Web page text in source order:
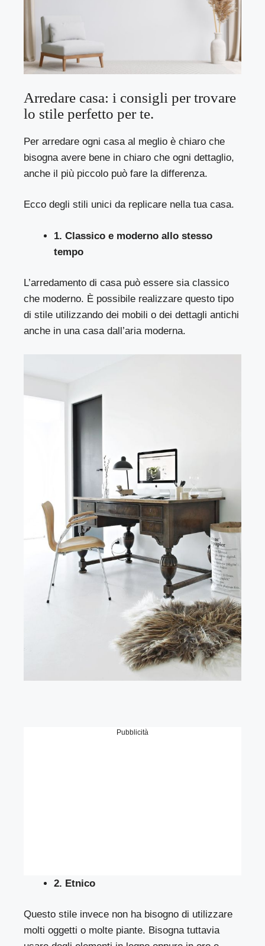
Arredare casa: i consigli per trovare
lo stile perfetto per te.
Per arredare ogni casa al meglio è chiaro che
bisogna avere bene in chiaro che ogni dettaglio,
anche il più piccolo può fare la differenza.
Ecco degli stili unici da replicare nella tua casa.
1. Classico e moderno allo stesso
tempo
L’arredamento di casa può essere sia classico
che moderno. È possibile realizzare questo tipo
di stile utilizzando dei mobili o dei dettagli antichi
anche in una casa dall’aria moderna.
Pubblicità
2. Etnico
Questo stile invece non ha bisogno di utilizzare
molti oggetti o molte piante. Bisogna tuttavia